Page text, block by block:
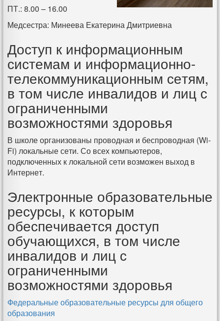
ПТ.: 8.00 – 16.00
Медсестра: Минеева Екатерина Дмитриевна
Доступ к информационным
системам и информационно-
телекоммуникационным сетям,
в том числе инвалидов и лиц с
ограниченными
возможностями здоровья
В школе организованы проводная и беспроводная (Wi-
Fi) локальные сети. Со всех компьютеров,
подключенных к локальной сети возможен выход в
Интернет.
Электронные образовательные
ресурсы, к которым
обеспечивается доступ
обучающихся, в том числе
инвалидов и лиц с
ограниченными
возможностями здоровья
Федеральные образовательные ресурсы для общего
образования